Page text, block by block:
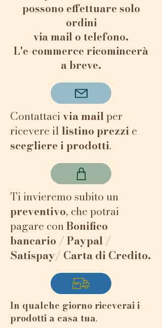
Le candele in cera d’api
bruciano molto lentamente
con poco fumo e con un
delicato profumo che
ricorda il miele. Creano
un'atmosfera calda e
accogliente. Favoriscono il
rilassamento e assorbono i
cattivi odori.
La cera d’api pura può
sviluppare sulla superficie
una patina bianca chiamata
”fioritura”, che si elimina
facilmente con un panno
morbido.
Le api producono la cera
attraverso particolari
ghiandole dell’addome
sotto forma di minuscole
Una scaglia di cera pesa
circa 0,8 mg, e ne occorrono
più di un milione per
possono effettuare solo
ordini
via mail o telefono.
L'e-commerce ricomincerà
a breve.​​​​
Contattacivia mailper
ricevere illistino prezzi e
scegliere i prodotti.
Ti invieremo subito un
preventivo, che potrai
pagare conBonifico
bancario / Paypal /
Satispay/ Carta di Credito.
In qualche giorno riceverai i
prodotti a casa tua.